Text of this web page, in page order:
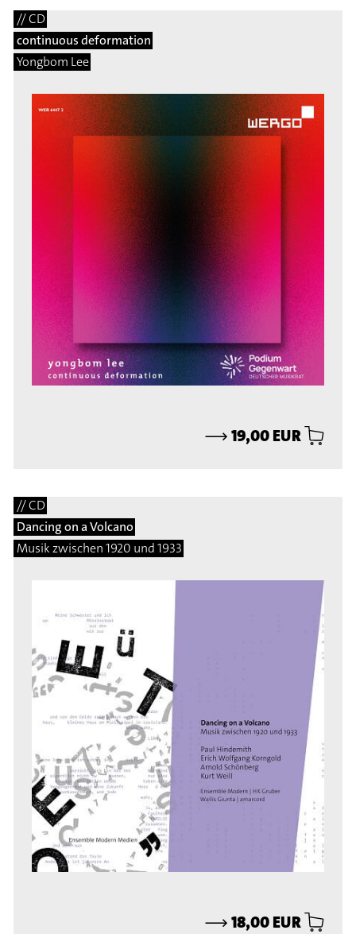
// CD
continuous deformation
Yongbom Lee
⟶19,00 EUR
// CD
Dancing on a Volcano
Musik zwischen 1920 und 1933
⟶18,00 EUR